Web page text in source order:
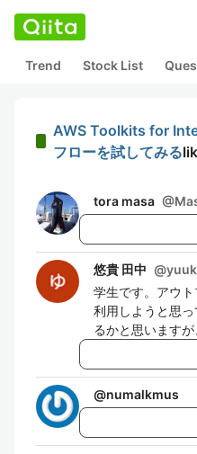
Trend Stock List
AWS Toolkits for
フローを試してみる
tora masa @
悠貴 田中 @
学生です。アウ
利用しようと思
るかと思いますが
@numalkmus